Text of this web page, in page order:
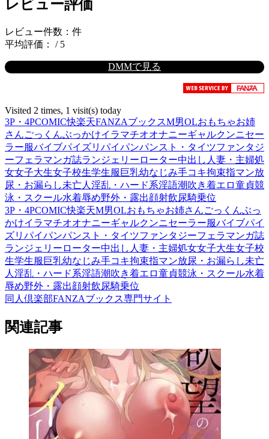
レビュー評価
レビュー件数：件
平均評価： / 5
DMMで見る
Visited 2 times, 1 visit(s) today
3P・4PCOMIC快楽天FANZAブックスM男OLおもちゃお姉
さんごっくんぶっかけイラマチオオナニーギャルクンニセー
ラー服バイブパイズリ パイパンパンスト・タイツファンタジ
ーフェラマンガ誌ランジェリー ローター中出し 人妻・主婦処
女女子大生女子校生学生服 巨乳幼なじみ手コキ拘束指マン放
尿・お漏らし未亡人 淫乱・ハード系淫語潮吹き着エロ童貞競
泳・スクール水着辱め野外・露出顔射飲尿騎乗位
3P・4PCOMIC快楽天M男OLおもちゃお姉さんごっくんぶっ
かけイラマチオオナニーギャルクンニセーラー服バイブパイ
ズリ パイパンパンスト・タイツファンタジーフェラマンガ誌
ランジェリー ローター中出し 人妻・主婦処女女子大生女子校
生学生服 巨乳幼なじみ手コキ拘束指マン放尿・お漏らし未亡
人 淫乱・ハード系淫語潮吹き着エロ童貞競泳・スクール水着
辱め野外・露出顔射飲尿騎乗位
同人倶楽部FANZAブックス専門サイト
関連記事